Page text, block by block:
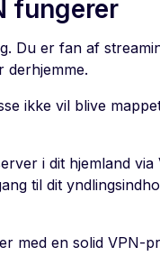
fungerer
Du er fan af
derhjemme.
ikke vil blive
i dit hjemland
til dit
med en solid VPN-